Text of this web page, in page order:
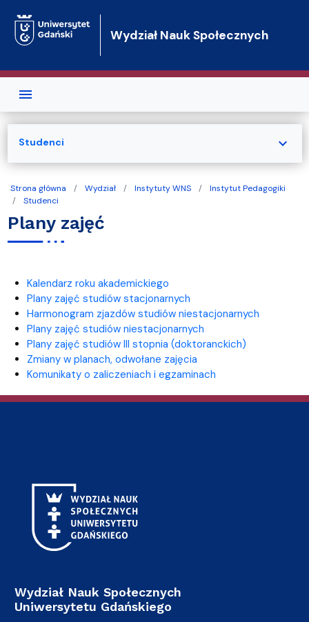
Wydział Nauk Społecznych
Strona główna Wydział Instytuty WNS
Instytut Pedagogiki
Studenci
Plany zajęć
Kalendarz roku akademickiego
Plany zajęć studiów stacjonarnych
Harmonogram zjazdów studiów niestacjonarnych
Plany zajęć studiów niestacjonarnych
Plany zajęć studiów III stopnia (doktoranckich)
Zmiany w planach, odwołane zajęcia
Komunikaty o zaliczeniach i egzaminach
Studenci expand_more
Wydział Nauk Społecznych
Uniwersytetu Gdańskiego